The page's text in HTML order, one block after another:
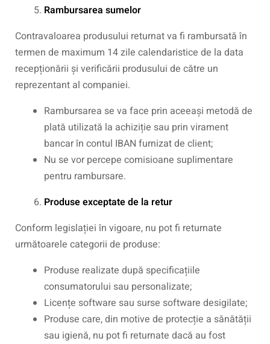
Rambursarea sumelor
Contravaloarea produsului returnat va fi rambursată în
termen de maximum 14 zile calendaristice de la data
recepționării și verificării produsului de către un
reprezentant al companiei.
Rambursarea se va face prin aceeași metodă de
plată utilizată la achiziție sau prin virament
bancar în contul IBAN furnizat de client;
Nu se vor percepe comisioane suplimentare
pentru rambursare.
Produse exceptate de la retur
Conform legislației în vigoare, nu pot fi returnate
următoarele categorii de produse:
Produse realizate după specificațiile
consumatorului sau personalizate;
Licențe software sau surse software desigilate;
Produse care, din motive de protecție a sănătății
sau igienă, nu pot fi returnate dacă au fost